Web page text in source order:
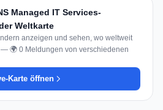
Managed IT Services-
Weltkarte
anzeigen und sehen, wo weltweit
— 🌍 0 Meldungen von verschiedenen
Karte öffnen